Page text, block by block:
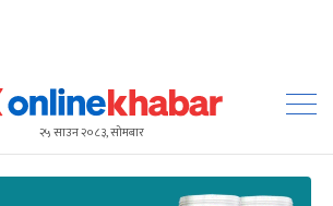
२५ साउन २०८३, सोमबार